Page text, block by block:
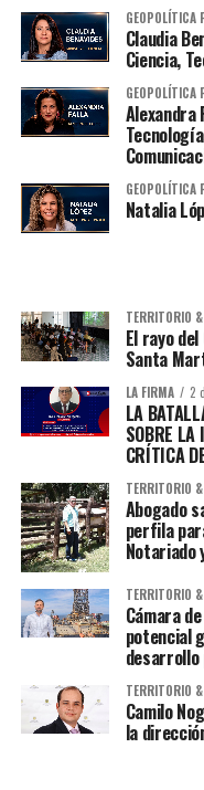
GEOPOLÍTICA
Claudia
Ciencia,
GEOPOLÍTICA
GEOPOLÍTICA
Natalia
TERRITORIO
El rayo
Santa
LA FIRMA 2
LA
SOBRE LA
CRÍTICA
TERRITORIO
Abogado
perfila
Notariado
TERRITORIO
Cámara
potencial
desarrollo
TERRITORIO
Camilo
la